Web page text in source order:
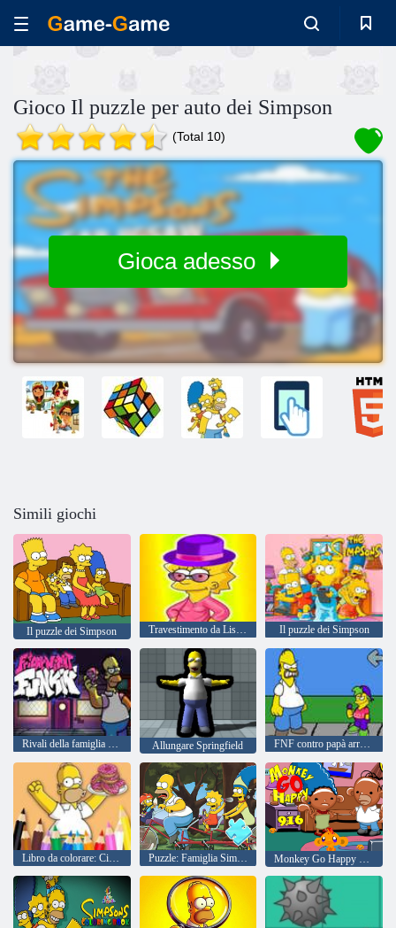
Gioco Il puzzle per auto dei Simpson
(Total 10)
Gioca adesso
Simili giochi
Il puzzle dei Simpson Travestimento da Lisa Simpson Il puzzle dei Simpson
Rivali della famiglia FNF: Simpsons vs Peppa Pig Allungare Springfield FNF contro papà arrabbiato
Libro da colorare: Ciambella Simpson Puzzle: Famiglia Simpson a cavallo Monkey Go Happy Stage 916